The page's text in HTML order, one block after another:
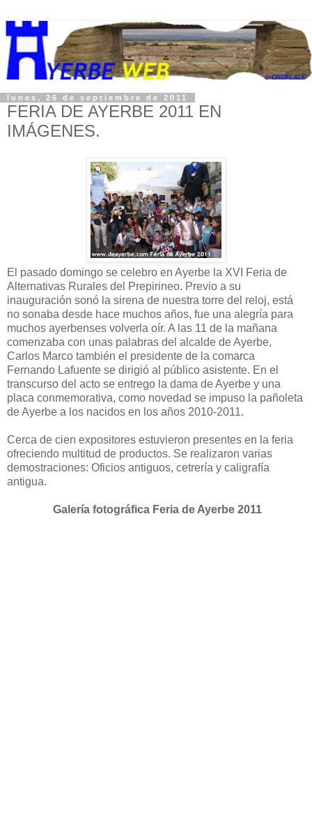
lunes, 26 de septiembre de 2011
FERIA DE AYERBE 2011 EN
IMÁGENES.
El pasado domingo se celebro en Ayerbe la XVI Feria de
Alternativas Rurales del Prepirineo. Previo a su
inauguración sonó la sirena de nuestra torre del reloj, está
no sonaba desde hace muchos años, fue una alegría para
muchos ayerbenses volverla oír. A las 11 de la mañana
comenzaba con unas palabras del alcalde de Ayerbe,
Carlos Marco también el presidente de la comarca
Fernando Lafuente se dirigió al público asistente. En el
transcurso del acto se entrego la dama de Ayerbe y una
placa conmemorativa, como novedad se impuso la pañoleta
de Ayerbe a los nacidos en los años 2010-2011.
Cerca de cien expositores estuvieron presentes en la feria
ofreciendo multitud de productos. Se realizaron varias
demostraciones: Oficios antiguos, cetrería y caligrafía
antigua.
Galería fotográfica Feria de Ayerbe 2011